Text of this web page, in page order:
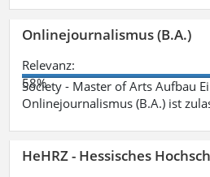
Onlinejournalismus (B.A.)
Relevanz:
58%
Society - Master of Arts Aufbau
Onlinejournalismus (B.A.) ist
HeHRZ - Hessisches